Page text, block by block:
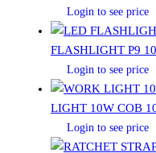
Login to see price
FLASHLIGHT P9
Login to see price
LIGHT 10W COB
Login to see price